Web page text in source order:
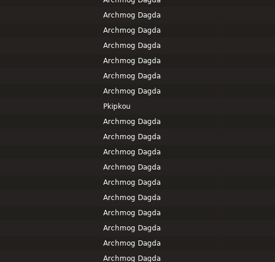
Archmog Dagda
Archmog Dagda
Archmog Dagda
Archmog Dagda
Archmog Dagda
Archmog Dagda
Pkipkou
Archmog Dagda
Archmog Dagda
Archmog Dagda
Archmog Dagda
Archmog Dagda
Archmog Dagda
Archmog Dagda
Archmog Dagda
Archmog Dagda
Archmog Dagda